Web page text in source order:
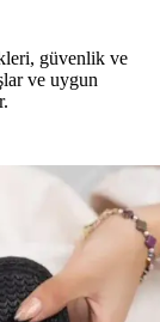
güvenlik ve
ve uygun